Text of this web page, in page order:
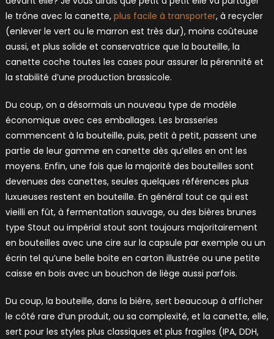
le trône avec la canette, plus facile à transporter, à recycler
(enlever le vert ou le marron est très dur), moins coûteuse
aussi, et plus solide et conservatrice que la bouteille, la
canette coche toutes les cases pour assurer la pérennité et
la stabilité d’une production brassicole.
Du coup, on a désormais un nouveau type de modèle
économique avec ces emballages. Les brasseries
commencent à la bouteille, puis, petit à petit, passent une
partie de leur gamme en canette dès qu’elles en ont les
moyens. Enfin, une fois que la majorité des bouteilles sont
devenues des canettes, seules quelques références plus
luxueuses restent en bouteille. En général tout ce qui est
vieilli en fût, à fermentation sauvage, ou des bières brunes
type Stout ou impérial stout sont toujours majoritairement
en bouteilles avec une cire sur la capsule par exemple ou un
écrin tel qu’une belle boite en carton illustrée ou une petite
caisse en bois avec un bouchon de liège aussi parfois.
Du coup, la bouteille, dans la bière, sert beaucoup à afficher
le côté rare d’un produit, ou sa complexité, et la canette, elle,
sert pour les styles plus classiques et plus fragiles (IPA, DDH,